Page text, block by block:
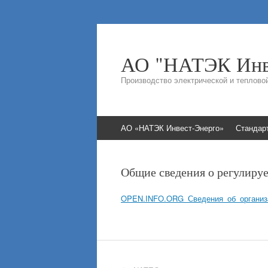
АО "НАТЭК
Производство электрической и
Перейти
к
АО «НАТЭК Инвест-Энерго»
Общие сведения о